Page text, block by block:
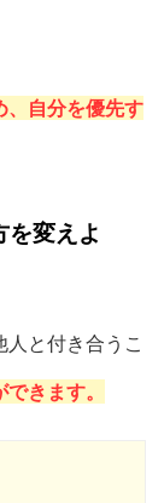
、自分を優先す
を変えよ
と付き合うこ
きます。